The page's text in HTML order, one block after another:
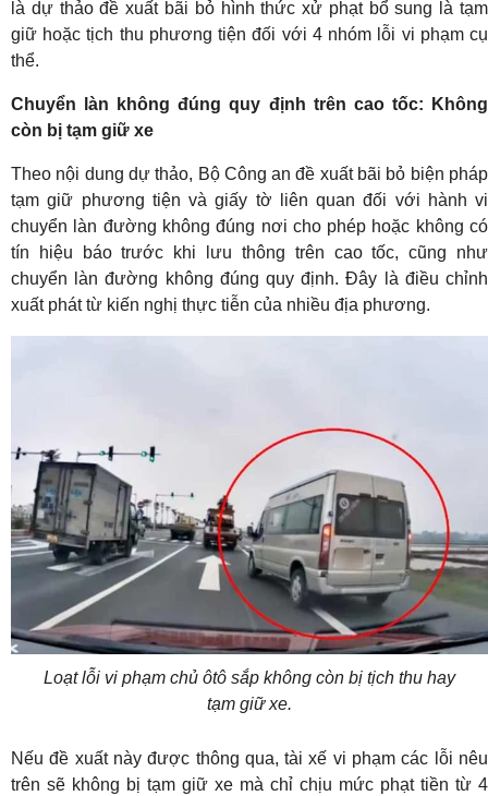
là dự thảo đề xuất bãi bỏ hình thức xử phạt bổ sung là tạm
giữ hoặc tịch thu phương tiện đối với 4 nhóm lỗi vi phạm cụ
thể.
Chuyển làn không đúng quy định trên cao tốc: Không
còn bị tạm giữ xe
Theo nội dung dự thảo, Bộ Công an đề xuất bãi bỏ biện pháp
tạm giữ phương tiện và giấy tờ liên quan đối với hành vi
chuyển làn đường không đúng nơi cho phép hoặc không có
tín hiệu báo trước khi lưu thông trên cao tốc, cũng như
chuyển làn đường không đúng quy định. Đây là điều chỉnh
xuất phát từ kiến nghị thực tiễn của nhiều địa phương.
Loạt lỗi vi phạm chủ ôtô sắp không còn bị tịch thu hay
tạm giữ xe.
Nếu đề xuất này được thông qua, tài xế vi phạm các lỗi nêu
trên sẽ không bị tạm giữ xe mà chỉ chịu mức phạt tiền từ 4